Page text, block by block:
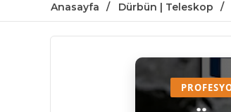
Anasayfa Dürbün | Teleskop